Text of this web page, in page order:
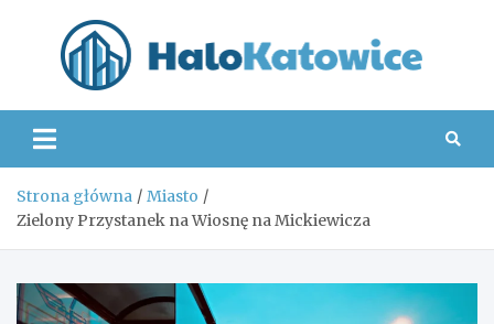
Strona główna
Miasto
Zielony Przystanek na Wiosnę na Mickiewicza